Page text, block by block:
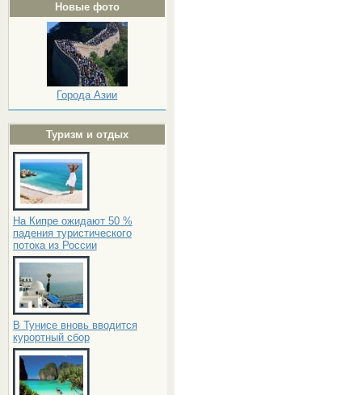
Новые фото
Города Азии
Туризм и отдых
На Кипре ожидают 50 %
падения туристического
потока из России
В Тунисе вновь вводится
курортный сбор